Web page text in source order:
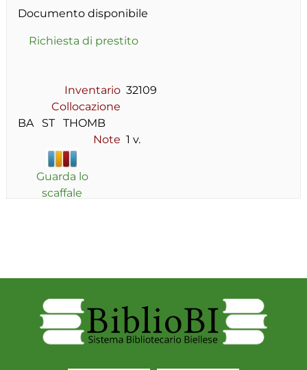
Documento disponibile
Richiesta di prestito
Inventario 32109
Collocazione
BA   ST   THOMB
Note 1 v.
Guarda lo
scaffale